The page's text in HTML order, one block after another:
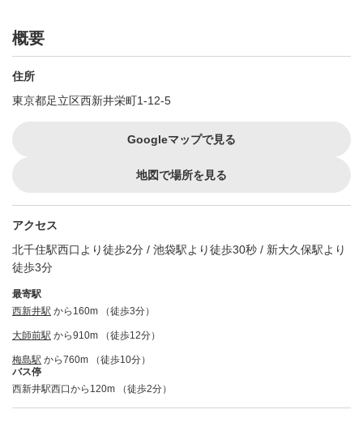
概要
住所
東京都足立区西新井栄町1-12-5
Googleマップで見る
地図で場所を見る
アクセス
北千住駅西口より徒歩2分 / 池袋駅より徒歩30秒 / 新大久保駅より
徒歩3分
最寄駅
西新井駅 から160m （徒歩3分）
大師前駅 から910m （徒歩12分）
梅島駅 から760m （徒歩10分）
バス停
西新井駅西口から120m （徒歩2分）